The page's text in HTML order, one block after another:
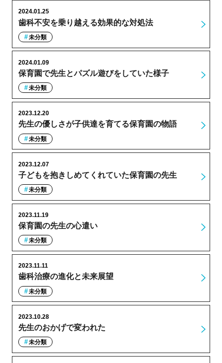
歯科不安を乗り越える効果的な対処法
2024.01.25
未分類
保育園で先生とパズル遊びをしていた様子
2024.01.09
未分類
先生の優しさが子供達を育てる保育園の物語
2023.12.20
未分類
子どもを抱きしめてくれていた保育園の先生
2023.12.07
未分類
保育園の先生の心遣い
2023.11.19
未分類
歯科治療の進化と未来展望
2023.11.11
未分類
先生のおかげで変われた
2023.10.28
未分類